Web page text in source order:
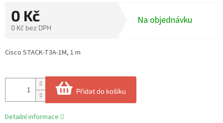
0 Kč
0 Kč bez DPH
cena:
Na objednávku
Přidat do košíku
Cisco STACK-T3A-1M, 1 m
Detailní informace